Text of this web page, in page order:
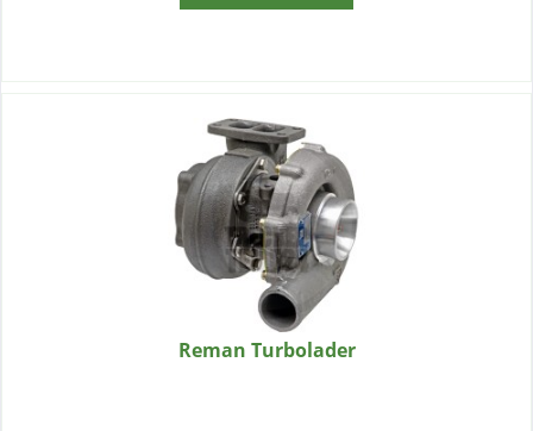
Reman Turbolader